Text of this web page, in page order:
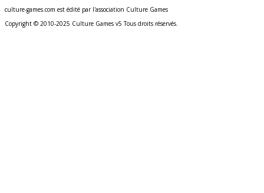
culture-games.com est édité par l'association Culture Games
Copyright © 2010-2025 Culture Games v5 Tous droits réservés.